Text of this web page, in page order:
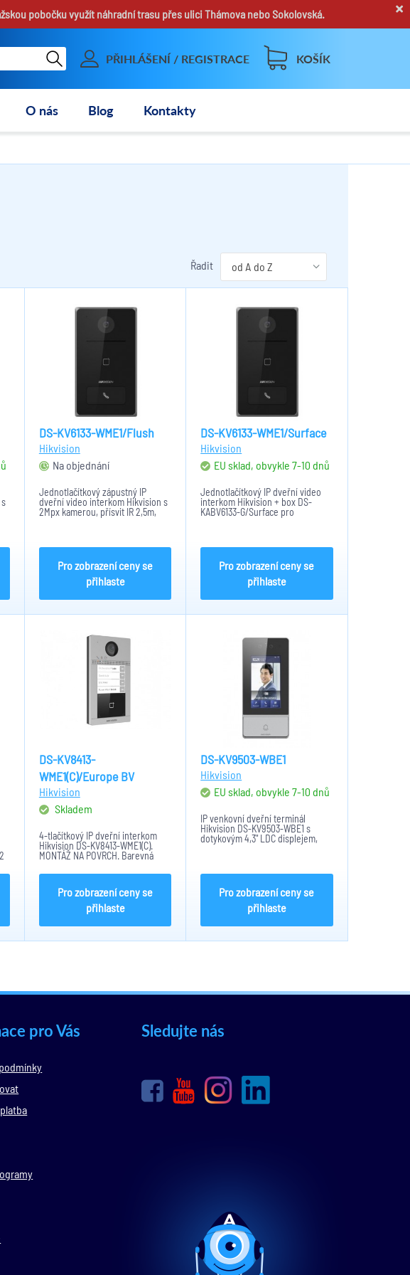
×
pobočku využít náhradní trasu přes ulici Thámova nebo Sokolovská.
PŘIHLÁŠENÍ / REGISTRACE KOŠÍK
O nás Blog Kontakty
Řadit
DS-KV6133-WME1/Flush
Hikvision
Na objednání
Jednotlačítkový zápustný IP
dveřní video interkom Hikvision s
2Mpx kamerou, přísvit IR 2,5m,
120dB WDR, všesměrový
komunikace, všesměrový
mikrofon,...
Pro zobrazení ceny se
přihlaste
DS-KV6133-WME1/Surface
Hikvision
EU sklad, obvykle 7-10 dnů
Jednotlačítkový IP dveřní video
interkom Hikvision + box DS-
KABV6133-G/Surface pro
povrchovou montáž. Interkom
připojením a RFID Mifare
čtečkou...
Pro zobrazení ceny se
přihlaste
DS-KV8413-
WME1(C)/Europe BV
Hikvision
Skladem
4-tlačítkový IP dveřní interkom
Hikvision DS-KV8413-WME1(C).
MONTÁŽ NA POVRCH. Barevná
do 3m, dvoucestná hlasová
komunikace, všesměrový
mikrofon, RFID Mifare čtečka,
Pro zobrazení ceny se
přihlaste
DS-KV9503-WBE1
Hikvision
EU sklad, obvykle 7-10 dnů
IP venkovní dveřní terminál
Hikvision DS-KV9503-WBE1 s
dotykovým 4,3" LDC displejem,
funkcí interkomu a otevření dveří
povrchová montáž, 2 barevné...
Pro zobrazení ceny se
přihlaste
pro Vás Sledujte nás